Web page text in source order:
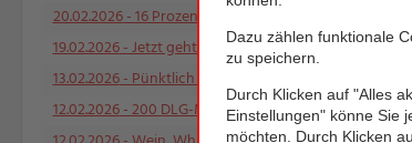
20.02.2026- 16 Prozent günstiger als noch vor einem
19.02.2026- Jetzt geht´s um die Wurst: NORMA
13.02.2026- Pünktlich zum Faschingswochenende
12.02.2026- 200 DLG-Medaillen auf der BIOFACH